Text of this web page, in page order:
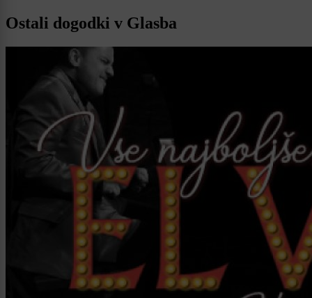
Ostali dogodki v Glasba